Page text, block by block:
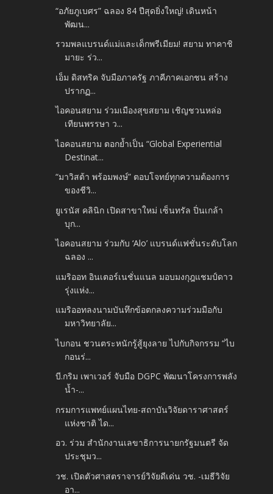
“อภัยภูเบศร” ฉลอง 84 ปีสุดยิ่งใหญ่! เดินหน้า
พัฒน...
รวมพลแบรนด์แม่และเด็กพรีเมียม! สยาม ทาคาชิ
มายะ ร่ว...
เอ็ม ดิสทริค จับมือภาครัฐ​ ภาคีภาคเอกชน สร้าง
ปรากฏ...
ไอคอนสยาม ร่วมเมืองสุขสยาม เชิญชวนหล่อ
เทียนพรรษา ว...
ไอคอนสยาม ตอกย้ำเป็น “Global Experiential
Destinat...
“มาวิสต้า พร้อมพงษ์” ตอบโจทย์ทุกความต้องการ
ของชีวิ...
ยูเรนัส คลินิก เปิดสาขาใหม่ เซ็นทรัล ปิ่นเกล้า
บุก...
ไอคอนสยาม ร่วมกับ ‘Alo’ แบรนด์แฟชั่นระดับโลก
ฉลอง ...
แมริออท อินเตอร์เนชั่นแนล มอบมงกุฎแชมป์ดาว
รุ่งแห่ง...
แมริออทลงนามบันทึกข้อตกลงความร่วมมือกับ
มหาวิทยาลัย...
ไบกอน ชวนตระหนักรู้สู้ยุงลาย ไปกับกิจกรรม “ไบ
กอนร่...
บี.กริม เพาเวอร์ จับมือ DGPC พัฒนาโครงการพลัง
น้ำ-...
กรมการแพทย์แผนไทย-สถาบันวิจัยดาราศาสตร์
แห่งชาติ ได...
อว. ร่วม สํานักงานเลขาธิการนายกรัฐมนตรี จัด
ประชุมว...
วช. เปิดตัวศาสตราจารย์วิจัยดีเด่น วช. -เมธีวิจัย
อา...